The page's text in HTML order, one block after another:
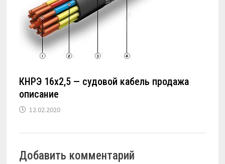
КНРЭ 16х2,5 — судовой кабель продажа
описание
12.02.2020
Добавить комментарий